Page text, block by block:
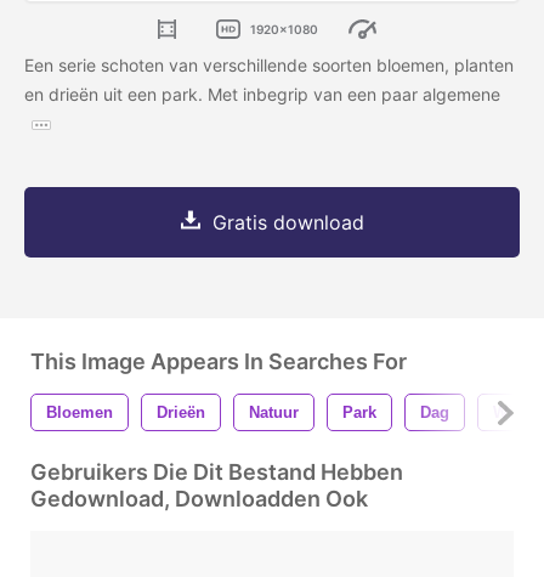
1920x1080
Een serie schoten van verschillende soorten bloemen, planten
en drieën uit een park. Met inbegrip van een paar algemene
Gratis download
This Image Appears In Searches For
Bloemen Drieën Natuur Park Dag
Gebruikers Die Dit Bestand Hebben
Gedownload, Downloadden Ook